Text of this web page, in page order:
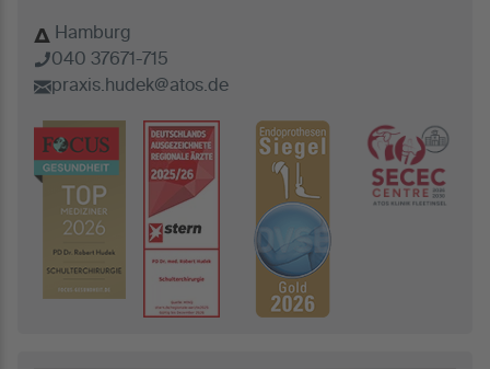
Hamburg
040 37671-715
praxis.hudek@atos.de